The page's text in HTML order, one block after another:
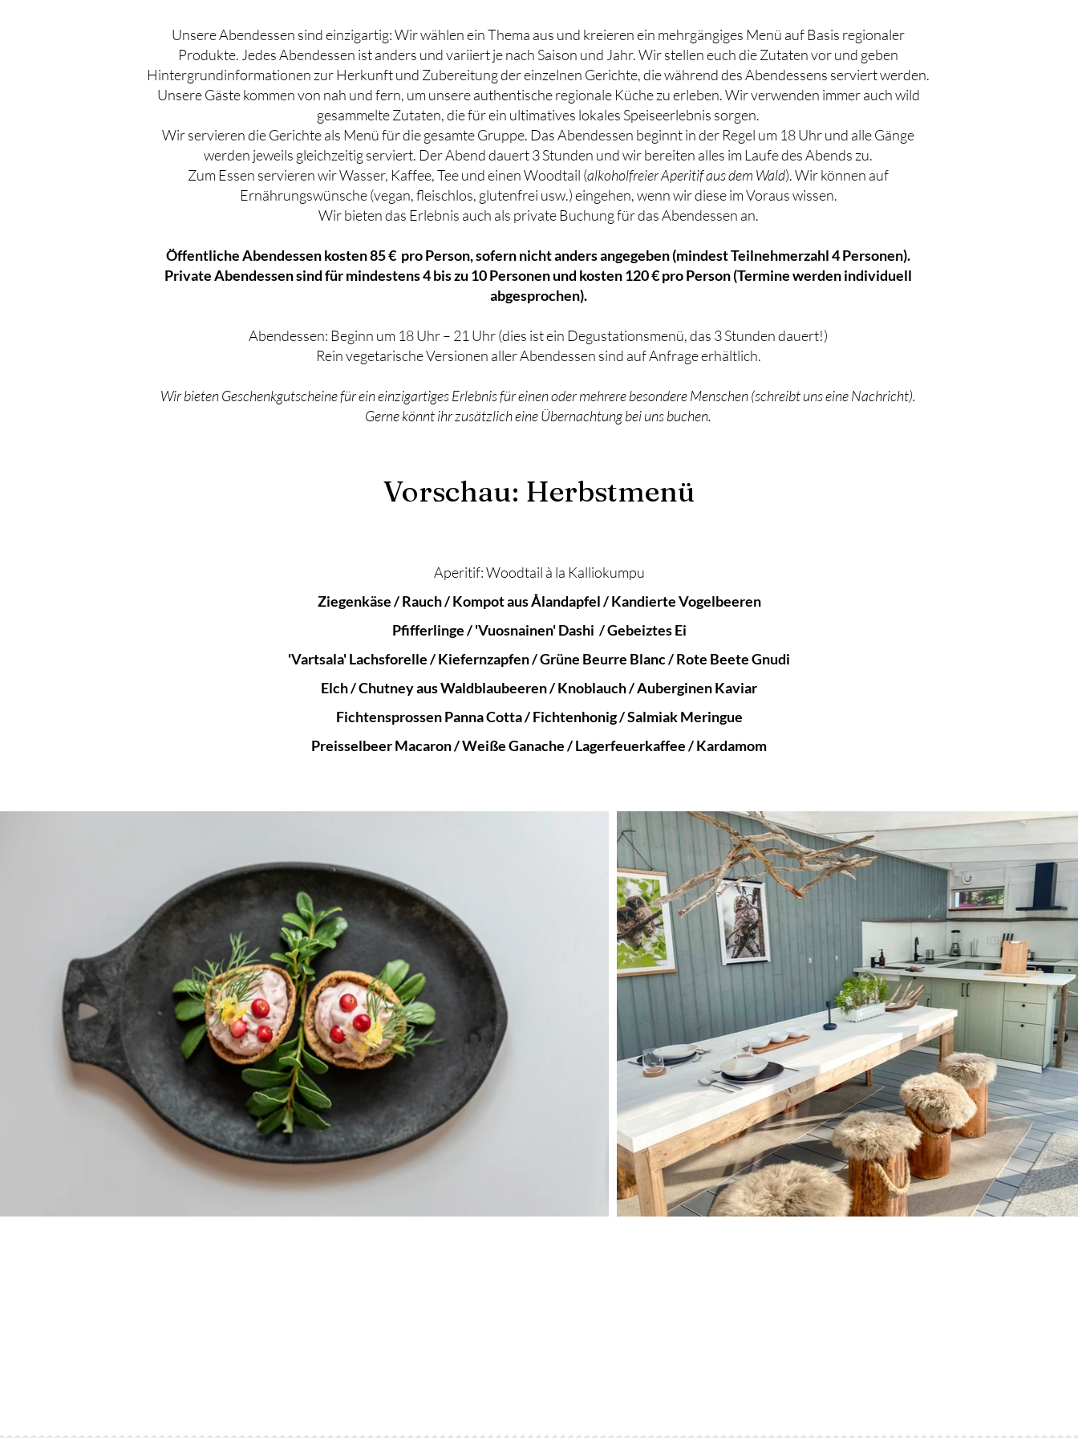
Unsere Abendessen sind einzigartig: Wir wählen ein Thema aus und kreieren ein mehrgängiges Menü auf Basis regionaler
Produkte. Jedes Abendessen ist anders und variiert je nach Saison und Jahr. Wir stellen euch die Zutaten vor und geben
Hintergrundinformationen zur Herkunft und Zubereitung der einzelnen Gerichte, die während des Abendessens serviert werden.
Unsere Gäste kommen von nah und fern, um unsere authentische regionale Küche zu erleben. Wir verwenden immer auch wild
gesammelte Zutaten, die für ein ultimatives lokales Speiseerlebnis sorgen.
Wir servieren die Gerichte als Menü für die gesamte Gruppe. Das Abendessen beginnt in der Regel um 18 Uhr und alle Gänge
werden jeweils gleichzeitig serviert. Der Abend dauert 3 Stunden und wir bereiten alles im Laufe des Abends zu.
Zum Essen servieren wir Wasser, Kaffee, Tee und einen Woodtail (alkoholfreier Aperitif aus dem Wald). Wir können auf
Ernährungswünsche (vegan, fleischlos, glutenfrei usw.) eingehen, wenn wir diese im Voraus wissen.
Wir bieten das Erlebnis auch als private Buchung für das Abendessen an.
Öffentliche Abendessen kosten 85 € pro Person, sofern nicht anders angegeben (mindest Teilnehmerzahl 4 Personen).
Private Abendessen sind für mindestens 4 bis zu 10 Personen und kosten 120 € pro Person (Termine werden individuell
abgesprochen).
Abendessen: Beginn um 18 Uhr – 21 Uhr (dies ist ein Degustationsmenü, das 3 Stunden dauert!)
Rein vegetarische Versionen aller Abendessen sind auf Anfrage erhältlich.
Wir bieten Geschenkgutscheine für ein einzigartiges Erlebnis für einen oder mehrere besondere Menschen (schreibt uns eine Nachricht).
Gerne könnt ihr zusätzlich eine Übernachtung bei uns buchen.
Vorschau: Herbstmenü
Aperitif: Woodtail à la Kalliokumpu
Ziegenkäse / Rauch / Kompot aus Ålandapfel / Kandierte Vogelbeeren
Pfifferlinge / 'Vuosnainen' Dashi / Gebeiztes Ei
'Vartsala' Lachsforelle / Kiefernzapfen / Grüne Beurre Blanc / Rote Beete Gnudi
Elch / Chutney aus Waldblaubeeren / Knoblauch / Auberginen Kaviar
Fichtensprossen Panna Cotta / Fichtenhonig / Salmiak Meringue
Preisselbeer Macaron / Weiße Ganache / Lagerfeuerkaffee / Kardamom